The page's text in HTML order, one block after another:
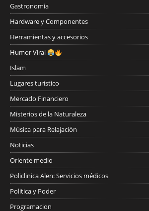
Gastronomia
Hardware y Componentes
Herramientas y accesorios
Humor Viral
Islam
Lugares turístico
Mercado Financiero
Misterios de la Naturaleza
Música para Relajación
Noticias
Oriente medio
Policlinica Alen: Servicios médicos
Politica y Poder
Programacion